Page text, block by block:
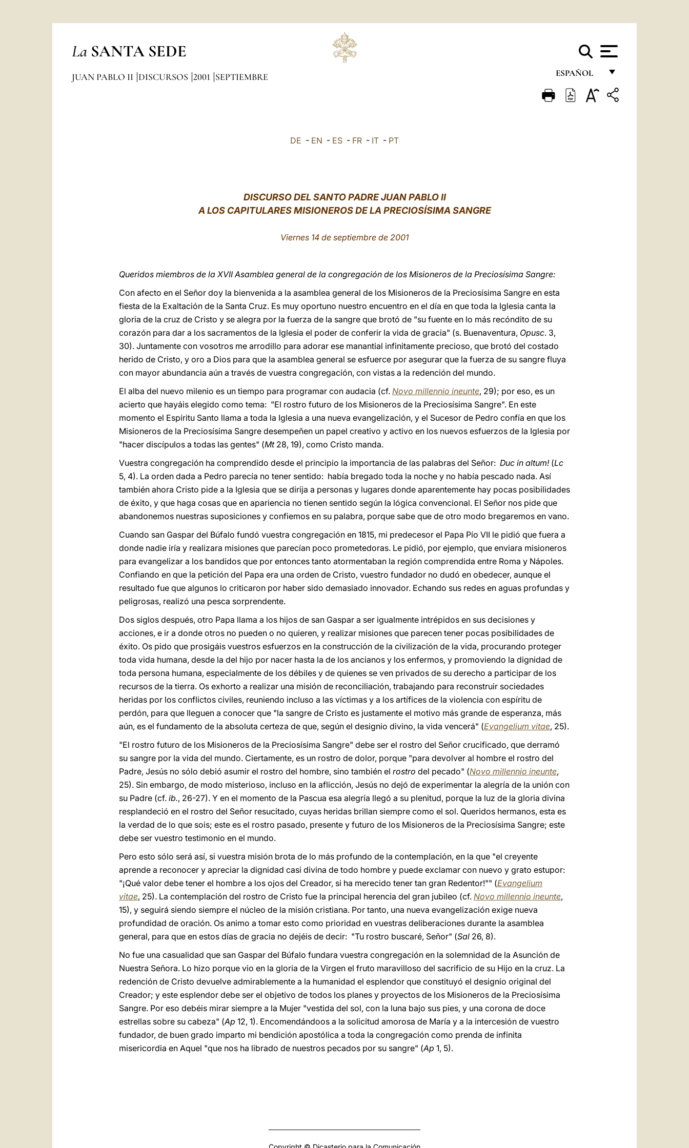
La SANTA SEDE
ESPAÑOL
FRANÇAIS
LATINE
JUAN PABLO II DISCURSOS 2001 SEPTIEMBRE
DE - EN - ES - FR - IT - PT
DISCURSO DEL SANTO PADRE JUAN PABLO II
A LOS CAPITULARES MISIONEROS DE LA PRECIOSÍSIMA SANGRE
Viernes 14 de septiembre de 2001
Queridos miembros de la XVII Asamblea general de la congregación de los Misioneros de la Preciosísima Sangre:
Con afecto en el Señor doy la bienvenida a la asamblea general de los Misioneros de la Preciosísima Sangre en esta
fiesta de la Exaltación de la Santa Cruz. Es muy oportuno nuestro encuentro en el día en que toda la Iglesia canta la
gloria de la cruz de Cristo y se alegra por la fuerza de la sangre que brotó de "su fuente en lo más recóndito de su
corazón para dar a los sacramentos de la Iglesia el poder de conferir la vida de gracia" (s. Buenaventura, Opusc. 3,
30). Juntamente con vosotros me arrodillo para adorar ese manantial infinitamente precioso, que brotó del costado
herido de Cristo, y oro a Dios para que la asamblea general se esfuerce por asegurar que la fuerza de su sangre fluya
con mayor abundancia aún a través de vuestra congregación, con vistas a la redención del mundo.
El alba del nuevo milenio es un tiempo para programar con audacia (cf. Novo millennio ineunte, 29); por eso, es un
acierto que hayáis elegido como tema: "El rostro futuro de los Misioneros de la Preciosísima Sangre". En este
momento el Espíritu Santo llama a toda la Iglesia a una nueva evangelización, y el Sucesor de Pedro confía en que los
Misioneros de la Preciosísima Sangre desempeñen un papel creativo y activo en los nuevos esfuerzos de la Iglesia por
"hacer discípulos a todas las gentes" (Mt28, 19), como Cristo manda.
Vuestra congregación ha comprendido desde el principio la importancia de las palabras del Señor: Duc in altum!(Lc
5, 4). La orden dada a Pedro parecía no tener sentido: había bregado toda la noche y no había pescado nada. Así
también ahora Cristo pide a la Iglesia que se dirija a personas y lugares donde aparentemente hay pocas posibilidades
de éxito, y que haga cosas que en apariencia no tienen sentido según la lógica convencional. El Señor nos pide que
abandonemos nuestras suposiciones y confiemos en su palabra, porque sabe que de otro modo bregaremos en vano.
Cuando san Gaspar del Búfalo fundó vuestra congregación en 1815, mi predecesor el Papa Pío VII le pidió que fuera a
donde nadie iría y realizara misiones que parecían poco prometedoras. Le pidió, por ejemplo, que enviara misioneros
para evangelizar a los bandidos que por entonces tanto atormentaban la región comprendida entre Roma y Nápoles.
Confiando en que la petición del Papa era una orden de Cristo, vuestro fundador no dudó en obedecer, aunque el
resultado fue que algunos lo criticaron por haber sido demasiado innovador. Echando sus redes en aguas profundas y
peligrosas, realizó una pesca sorprendente.
Dos siglos después, otro Papa llama a los hijos de san Gaspar a ser igualmente intrépidos en sus decisiones y
acciones, e ir a donde otros no pueden o no quieren, y realizar misiones que parecen tener pocas posibilidades de
éxito. Os pido que prosigáis vuestros esfuerzos en la construcción de la civilización de la vida, procurando proteger
toda vida humana, desde la del hijo por nacer hasta la de los ancianos y los enfermos, y promoviendo la dignidad de
toda persona humana, especialmente de los débiles y de quienes se ven privados de su derecho a participar de los
recursos de la tierra. Os exhorto a realizar una misión de reconciliación, trabajando para reconstruir sociedades
heridas por los conflictos civiles, reuniendo incluso a las víctimas y a los artífices de la violencia con espíritu de
perdón, para que lleguen a conocer que "la sangre de Cristo es justamente el motivo más grande de esperanza, más
aún, es el fundamento de la absoluta certeza de que, según el designio divino, la vida vencerá" (Evangelium vitae, 25).
"El rostro futuro de los Misioneros de la Preciosísima Sangre" debe ser el rostro del Señor crucificado, que derramó
su sangre por la vida del mundo. Ciertamente, es un rostro de dolor, porque "para devolver al hombre el rostro del
Padre, Jesús no sólo debió asumir el rostro del hombre, sino también el rostro del pecado" (Novo millennio ineunte,
25). Sin embargo, de modo misterioso, incluso en la aflicción, Jesús no dejó de experimentar la alegría de la unión con
su Padre (cf. ib., 26-27). Y en el momento de la Pascua esa alegría llegó a su plenitud, porque la luz de la gloria divina
resplandeció en el rostro del Señor resucitado, cuyas heridas brillan siempre como el sol. Queridos hermanos, esta es
la verdad de lo que sois; este es el rostro pasado, presente y futuro de los Misioneros de la Preciosísima Sangre; este
debe ser vuestro testimonio en el mundo.
Pero esto sólo será así, si vuestra misión brota de lo más profundo de la contemplación, en la que "el creyente
aprende a reconocer y apreciar la dignidad casi divina de todo hombre y puede exclamar con nuevo y grato estupor:
"¡Qué valor debe tener el hombre a los ojos del Creador, si ha merecido tener tan gran Redentor!"" (Evangelium
vitae, 25). La contemplación del rostro de Cristo fue la principal herencia del gran jubileo (cf. Novo millennio ineunte,
15), y seguirá siendo siempre el núcleo de la misión cristiana. Por tanto, una nueva evangelización exige nueva
profundidad de oración. Os animo a tomar esto como prioridad en vuestras deliberaciones durante la asamblea
general, para que en estos días de gracia no dejéis de decir: "Tu rostro buscaré, Señor" (Sal 26, 8).
No fue una casualidad que san Gaspar del Búfalo fundara vuestra congregación en la solemnidad de la Asunción de
Nuestra Señora. Lo hizo porque vio en la gloria de la Virgen el fruto maravilloso del sacrificio de su Hijo en la cruz. La
redención de Cristo devuelve admirablemente a la humanidad el esplendor que constituyó el designio original del
Creador; y este esplendor debe ser el objetivo de todos los planes y proyectos de los Misioneros de la Preciosísima
Sangre. Por eso debéis mirar siempre a la Mujer "vestida del sol, con la luna bajo sus pies, y una corona de doce
estrellas sobre su cabeza" (Ap 12, 1). Encomendándoos a la solicitud amorosa de María y a la intercesión de vuestro
fundador, de buen grado imparto mi bendición apostólica a toda la congregación como prenda de infinita
misericordia en Aquel "que nos ha librado de nuestros pecados por su sangre" (Ap 1, 5).